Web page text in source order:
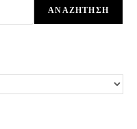
ΑΝΑΖΉΤΗΣΗ